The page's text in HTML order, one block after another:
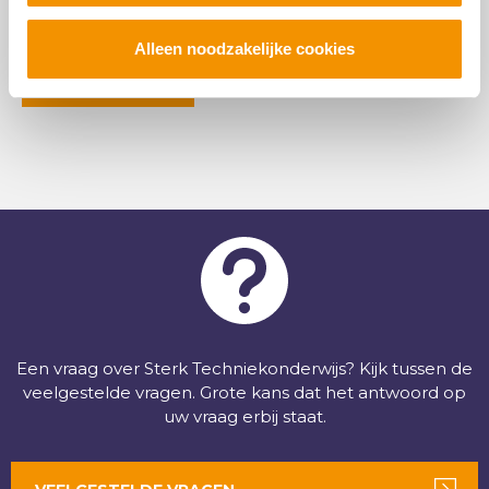
Alleen noodzakelijke cookies
onderwerp, provincie of media.
INSPIRATIE
Een vraag over Sterk Techniekonderwijs? Kijk tussen de
veelgestelde vragen. Grote kans dat het antwoord op
uw vraag erbij staat.